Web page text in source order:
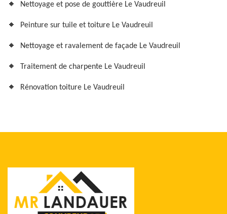
Nettoyage et pose de gouttière Le Vaudreuil
Peinture sur tuile et toiture Le Vaudreuil
Nettoyage et ravalement de façade Le Vaudreuil
Traitement de charpente Le Vaudreuil
Rénovation toiture Le Vaudreuil